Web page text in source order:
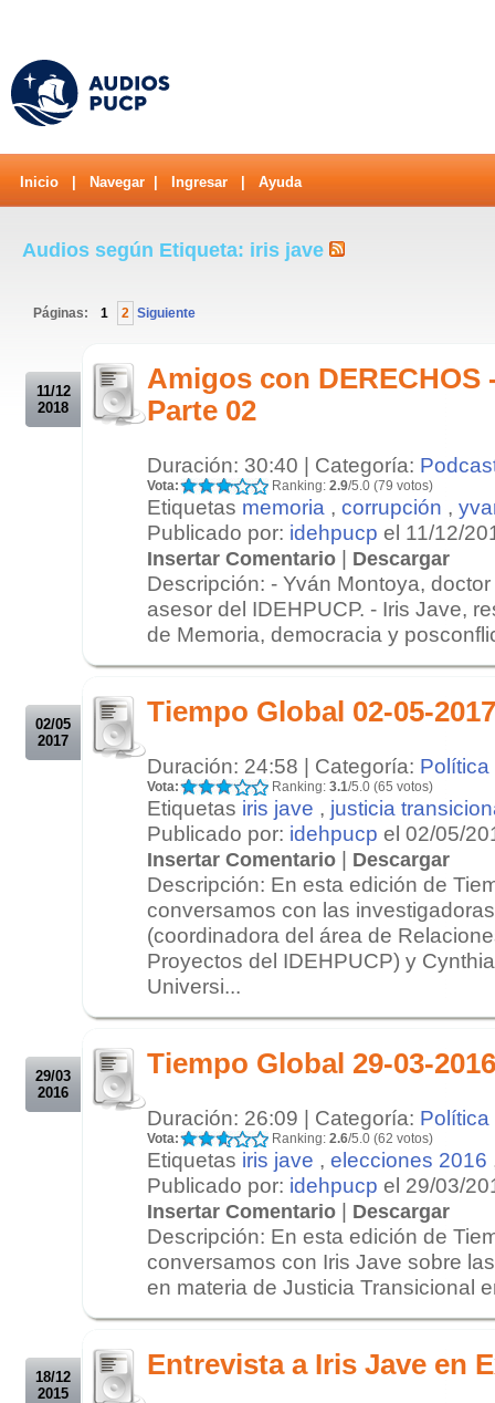
Inicio Navegar Ingresar Ayuda
Audios según Etiqueta: iris jave
Páginas: 1 2 Siguiente
11/12
2018
Amigos con DERECHOS
Parte 02
Duración: 30:40 | Categoría:
Vota: Ranking: 2.9/5.0 (79 votos)
Etiquetas memoria , corrupción ,
Publicado por: idehpucp el 11/12/
Insertar Comentario | Descargar
Descripción: - Yván Montoya,
asesor del IDEHPUCP. - Iris Jave,
de Memoria, democracia y
02/05
2017
Tiempo Global 02-05-
Duración: 24:58 | Categoría: Política
Vota: Ranking: 3.1/5.0 (65 votos)
Etiquetas iris jave , justicia
Publicado por: idehpucp el 02/05/
Insertar Comentario | Descargar
Descripción: En esta edición de
conversamos con las
(coordinadora del área de
Proyectos del IDEHPUCP) y
Universi...
29/03
2016
Tiempo Global 29-03-
Duración: 26:09 | Categoría: Política
Vota: Ranking: 2.6/5.0 (62 votos)
Etiquetas iris jave , elecciones 2016
Publicado por: idehpucp el 29/03/
Insertar Comentario | Descargar
Descripción: En esta edición de
conversamos con Iris Jave sobre
en materia de Justicia Transicional
18/12
2015
Entrevista a Iris Jave en